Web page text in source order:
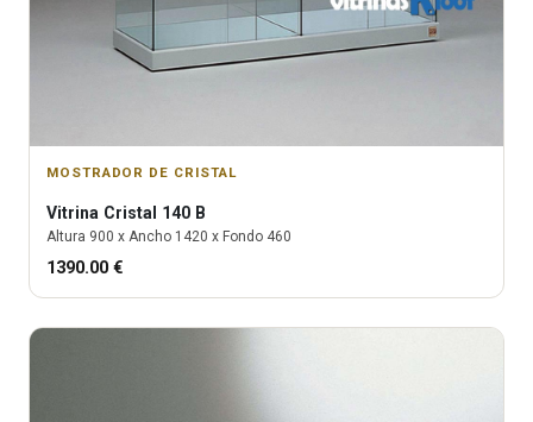
MOSTRADOR DE CRISTAL
Vitrina Cristal 140 B
Altura 900 x Ancho 1420 x Fondo 460
1390.00 €